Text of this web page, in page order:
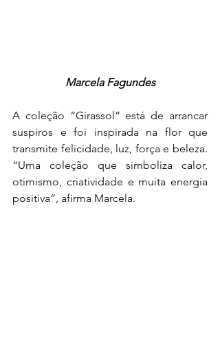
Marcela Fagundes
A coleção “Girassol” está de arrancar
suspiros e foi inspirada na flor que
transmite felicidade, luz, força e beleza.
“Uma coleção que simboliza calor,
otimismo, criatividade e muita energia
positiva”, afirma Marcela.